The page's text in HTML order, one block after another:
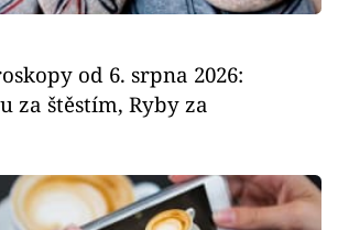
od 6. srpna 2026:
za štěstím, Ryby za